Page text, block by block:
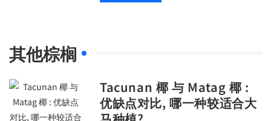
其他棕榈
Tacunan 椰 与 Matag 椰 :
优缺点对比, 哪一种较适合大